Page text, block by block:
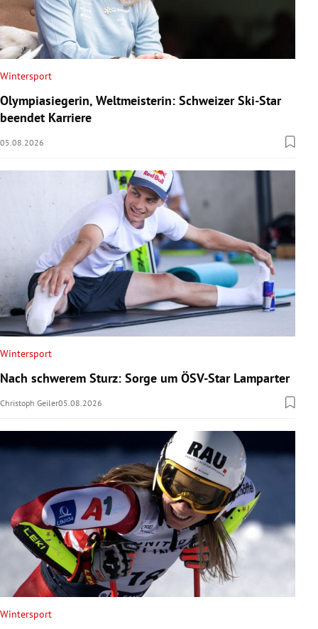
Wintersport
Olympiasiegerin, Weltmeisterin: Schweizer Ski-Star
beendet Karriere
05.08.2026
Wintersport
Nach schwerem Sturz: Sorge um ÖSV-Star Lamparter
Christoph Geiler05.08.2026
Wintersport